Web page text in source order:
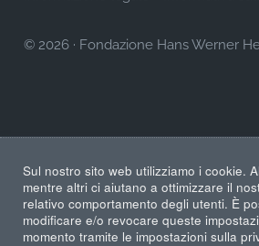
© 2026 · Fondazione Hans Werner
Sul nostro sito web utilizziamo i cookie.
mentre altri ci aiutano a ottimizzare il
relativo comportamento degli utenti. È
modificare e/o revocare queste
momento tramite le impostazioni sulla